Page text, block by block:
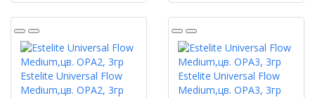
Estelite Universal Flow
Medium,цв. OPA2, 3гр
Estelite Universal Flow
Medium,цв. OPA3, 3гр